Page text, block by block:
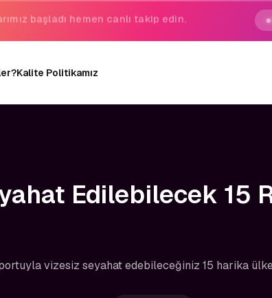
hayali gerçek oluyor.
Kalite Politikamız
Edilebilecek 15
vizesiz seyahat edebileceğiniz 15 harika